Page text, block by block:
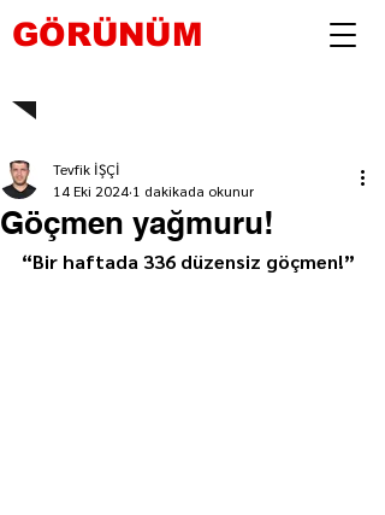
GÖRÜNÜM
Göçmen yağmuru!
Tevfik İŞÇİ
14 Eki 2024 1 dakikada okunur
“Bir haftada 336 düzensiz göçmen!”